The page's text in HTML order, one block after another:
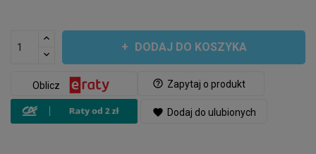
DODAJ DO KOSZYKA
help_outline Zapytaj o produkt
Oblicz
favorite Dodaj do ulubionych